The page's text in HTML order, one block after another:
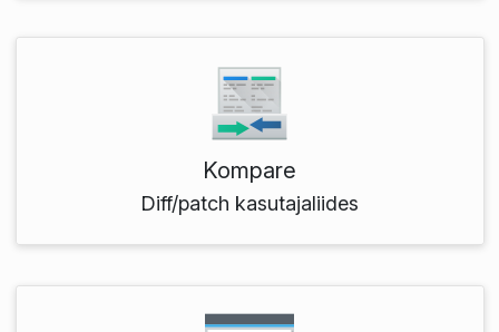
Kompare
Diff/patch kasutajaliides